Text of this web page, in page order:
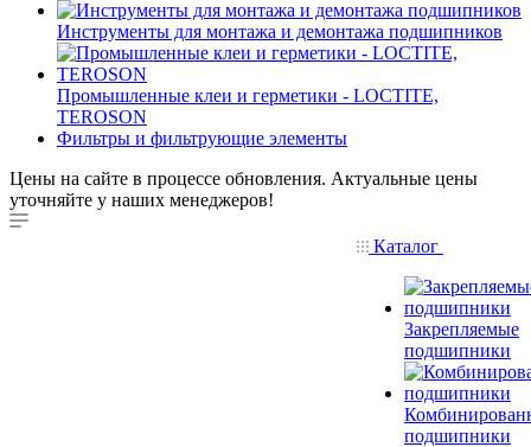
Инструменты для монтажа и демонтажа подшипников
Промышленные клеи и герметики - LOCTITE,
TEROSON
Фильтры и фильтрующие элементы
Цены на сайте в процессе обновления. Актуальные цены
уточняйте у наших менеджеров!
Каталог
Закрепляемые
подшипники
подшипники